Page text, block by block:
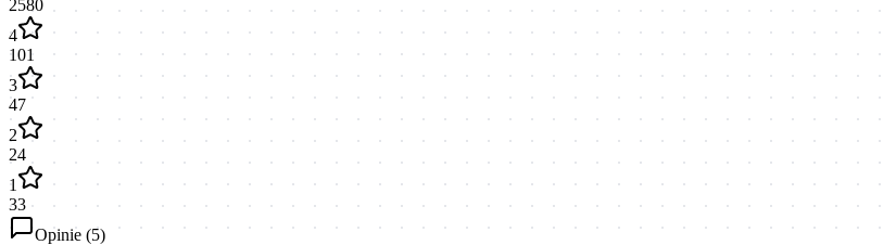
2580
4
101
3
47
2
24
1
33
Opinie (5)